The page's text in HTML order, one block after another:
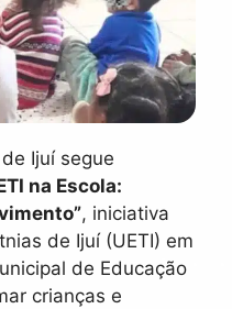
Ijuí segue
na Escola:
, iniciativa
de Ijuí (UETI) em
de Educação
crianças e